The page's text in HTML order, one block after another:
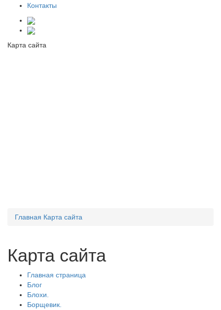
Контакты
Карта сайта
Главная Карта сайта
Карта сайта
Главная страница
Блог
Блохи.
Борщевик.